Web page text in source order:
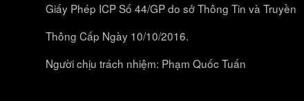
Giấy Phép ICP Số 44/GP do sở Thông Tin và Truyền
Thông Cấp Ngày 10/10/2016.
Người chịu trách nhiệm: Phạm Quốc Tuấn